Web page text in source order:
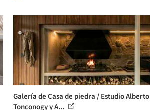
Galería de Casa de piedra / Estudio Alberto
Tonconogy y A...